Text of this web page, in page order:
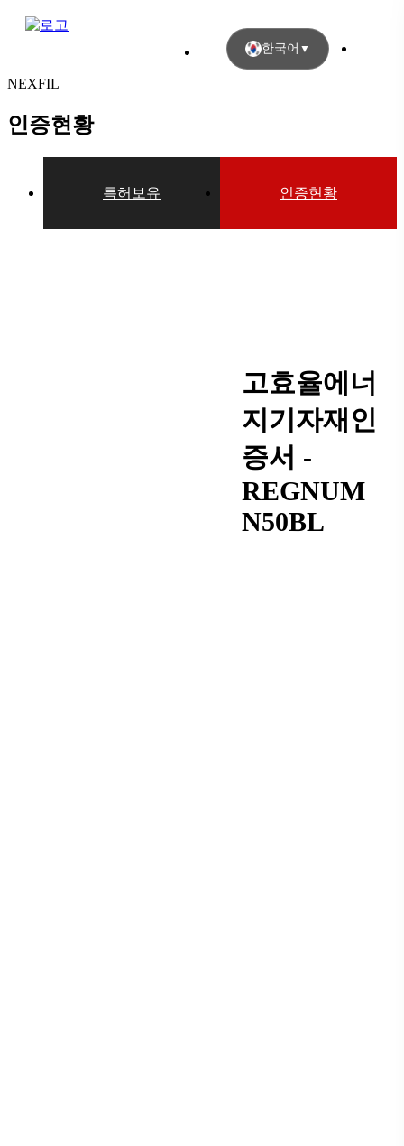
한국어 ▼
NEXFIL
인증현황
특허보유 인증현황
고효율에너
지기자재인
증서 -
REGNUM
N50BL